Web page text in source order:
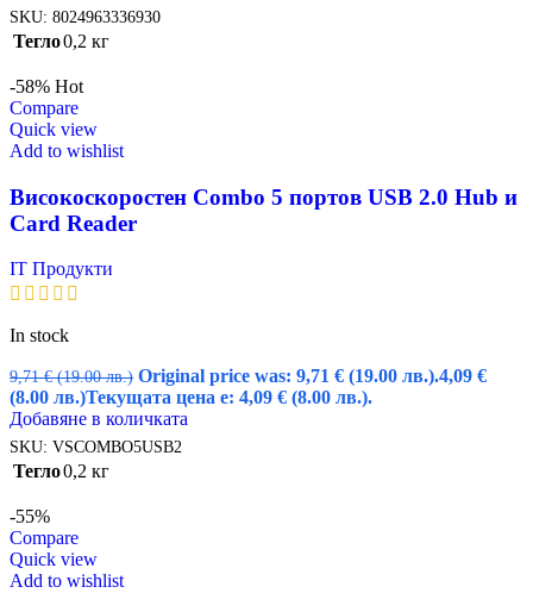
SKU: 8024963336930
Тегло0,2 кг
-58% Hot
Compare
Quick view
Add to wishlist
Високоскоростен Combo 5 портов USB 2.0 Hub и
Card Reader
IT Продукти
In stock
9,71€ (19.00 лв.) Original price was: 9,71 € (19.00 лв.).4,09 €
(8.00 лв.)Текущата цена е: 4,09 € (8.00 лв.).
Добавяне в количката
SKU: VSCOMBO5USB2
Тегло0,2 кг
-55%
Compare
Quick view
Add to wishlist